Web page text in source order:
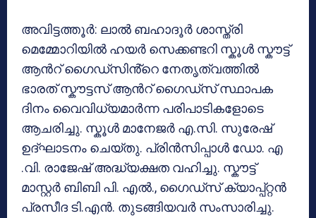
അവിട്ടത്തൂർ: ലാൽ ബഹാദൂർ ശാസ്ത്രി
മെമ്മോറിയിൽ ഹയർ സെക്കണ്ടറി സ്കൂൾ സ്കൗട്ട്
ആൻറ് ഗൈഡ്സിൻ്റെ നേതൃത്വത്തിൽ
ഭാരത് സ്കൗട്ടസ് ആൻറ് ഗൈഡ്സ് സ്ഥാപക
ദിനം വൈവിധ്യമാർന്ന പരിപാടികളോടെ
ആചരിച്ചു. സ്കൂൾ മാനേജർ എ.സി. സുരേഷ്
ഉദ്ഘാടനം ചെയ്തു. പ്രിൻസിപ്പാൾ ഡോ. എ
.വി. രാജേഷ് അദ്ധ്യക്ഷത വഹിച്ചു. സ്കൗട്ട്
മാസ്റ്റർ ബിബി പി. എൽ., ഗൈഡ്സ് ക്യാപ്പ്റ്റൻ
പ്രസീദ ടി.എൻ. തുടങ്ങിയവർ സംസാരിച്ചു.